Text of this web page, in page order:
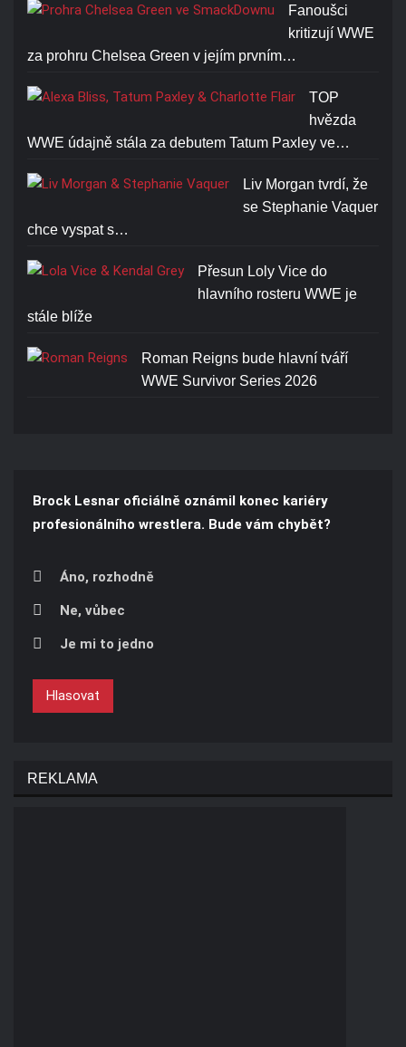
Fanoušci
kritizují WWE
za prohru Chelsea Green v jejím prvním…
TOP
hvězda
WWE údajně stála za debutem Tatum Paxley ve…
Liv Morgan tvrdí, že
se Stephanie Vaquer
chce vyspat s…
Přesun Loly Vice do
hlavního rosteru WWE je
stále blíže
Roman Reigns bude hlavní tváří
WWE Survivor Series 2026
Brock Lesnar oficiálně oznámil konec kariéry
profesionálního wrestlera. Bude vám chybět?
Áno, rozhodně
Ne, vůbec
Je mi to jedno
Hlasovat
REKLAMA